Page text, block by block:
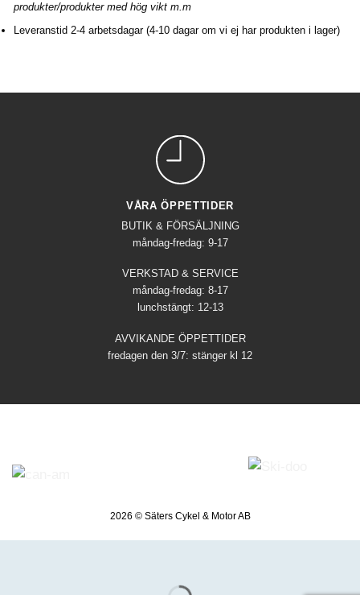
produkter/produkter med hög vikt m.m
Leveranstid 2-4 arbetsdagar (4-10 dagar om vi ej har produkten i lager)
VÅRA ÖPPETTIDER
BUTIK & FÖRSÄLJNING
måndag-fredag: 9-17
VERKSTAD & SERVICE
måndag-fredag: 8-17
lunchstängt: 12-13
AVVIKANDE ÖPPETTIDER
fredagen den 3/7: stänger kl 12
2026 © Säters Cykel & Motor AB